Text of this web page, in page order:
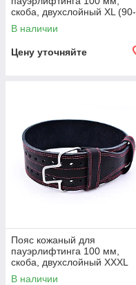
скоба, двухслойный XL (90-
110 см)
В наличии
Цену уточняйте
Пояс кожаный для
пауэрлифтинга 100 мм,
скоба, двухслойный XXXL
(110-130 см)
В наличии